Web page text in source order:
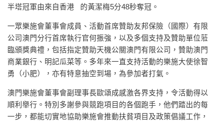
半塔冠軍由來自香港 的黃潔梅5分48秒奪冠。
一眾樂施會董事會成員、活動首席贊助友邦保險（國際）有限
公司澳門分行首席執行官何振強，以及多個支持及贊助單位蒞
臨頒獎典禮，包括指定贊助天機公關澳門有限公司，贊助澳門
商業銀行、明記瓜菜等。多年來一直支持活動的樂施大使徐智
勇（小肥），亦有特意抽空到場，為參加者打氣。
澳門樂施會董事會副理事長歐頌成感激各界支持，令活動得以
順利舉行。特別多謝參與競跑項目的各個跑手，他們踏出的每
一步，都能切實地協助樂施會推動扶貧項目及政策倡議工作，